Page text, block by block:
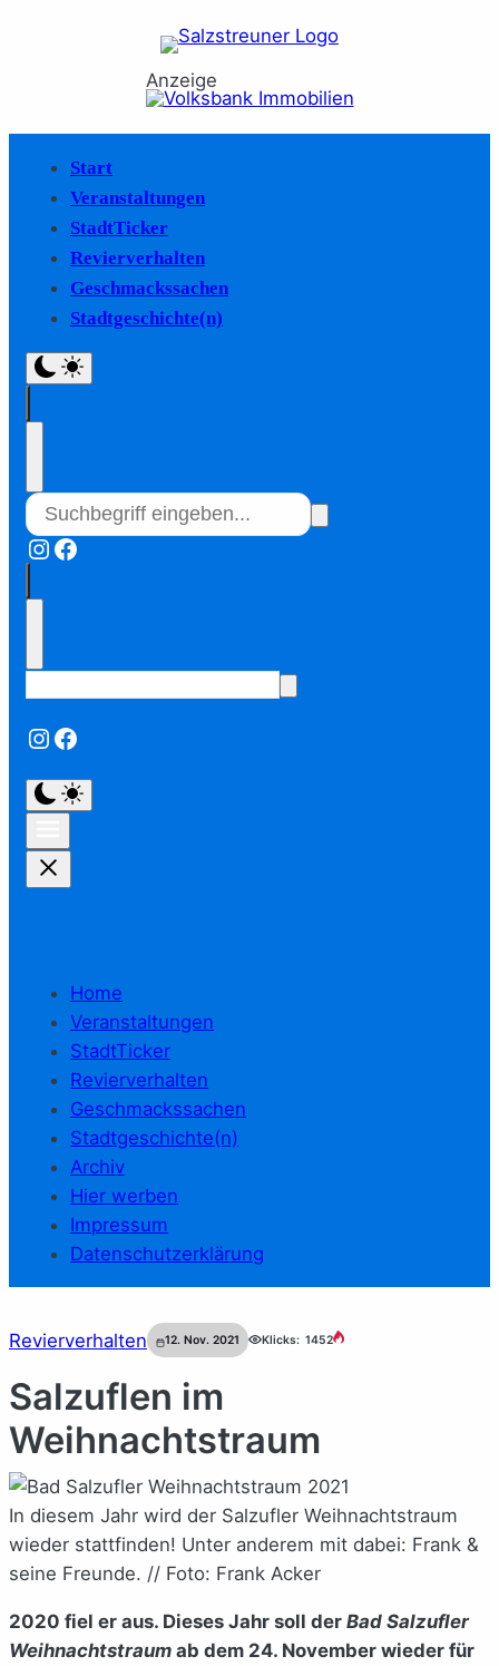
Anzeige
Start
Veranstaltungen
StadtTicker
Revierverhalten
Geschmackssachen
Stadtgeschichte(n)
Instagram
Facebook
Instagram
Facebook
Home
Veranstaltungen
StadtTicker
Revierverhalten
Geschmackssachen
Stadtgeschichte(n)
Archiv
Hier werben
Impressum
Datenschutzerklärung
Revierverhalten 12. Nov. 2021 Klicks: 1452
Salzuflen im
Weihnachtstraum
In diesem Jahr wird der Salzufler Weihnachtstraum
wieder stattfinden! Unter anderem mit dabei: Frank &
seine Freunde. // Foto: Frank Acker
2020 fiel er aus. Dieses Jahr soll der Bad Salzufler
Weihnachtstraum ab dem 24. November wieder für